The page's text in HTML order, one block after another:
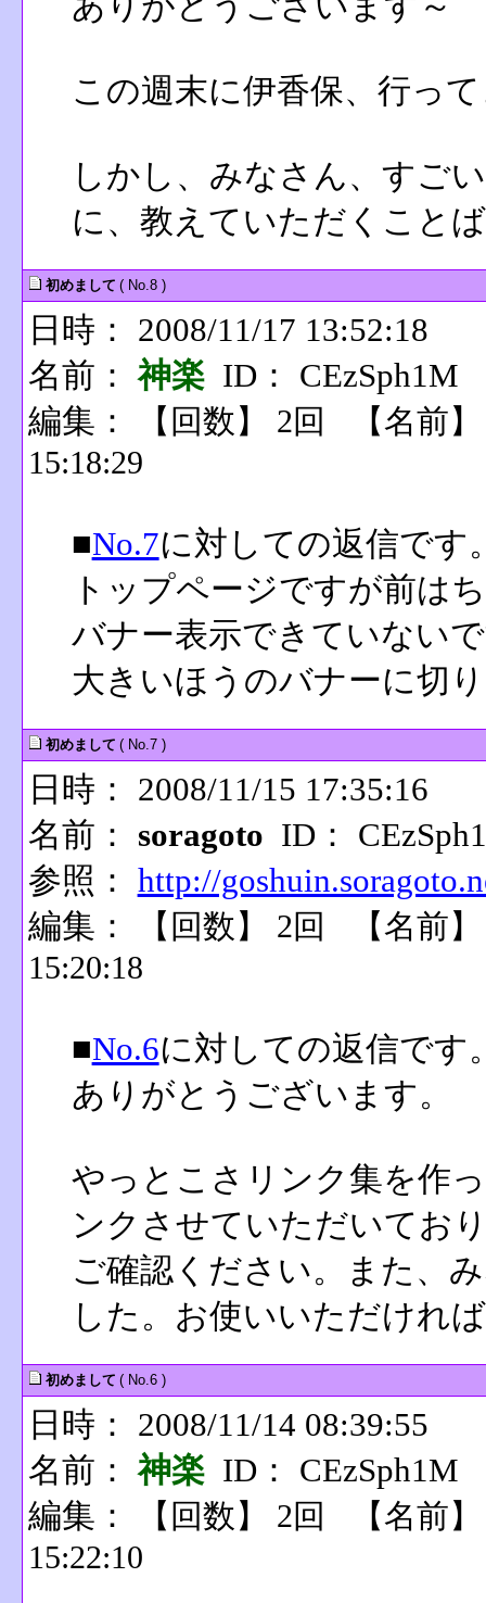
この週末に伊香保、行っ
しかし、みなさん、すご
に、教えていただくこと
初めまして ( No.8 )
日時： 2008/11/17 13:52:18
名前：神楽ID： CEzSph1M
編集：
【回数】 2回 【名前
15:18:29
■No.7に対しての返信です
トップページですが前は
バナー表示できていない
大きいほうのバナーに切
初めまして ( No.7 )
日時： 2008/11/15 17:35:16
名前： soragoto ID：
参照： http://
編集：
【回数】 2回 【名前
15:20:18
■No.6に対しての返信です
ありがとうございます。
やっとこさリンク集を作
ンクさせていただいてお
ご確認ください。また、
した。お使いいただけれ
初めまして ( No.6 )
日時： 2008/11/14 08:39:55
名前：神楽ID： CEzSph1M
編集：
【回数】 2回 【名前
15:22:10